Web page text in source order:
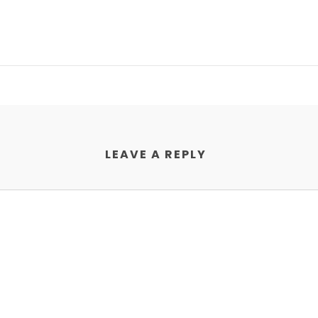
LEAVE A REPLY